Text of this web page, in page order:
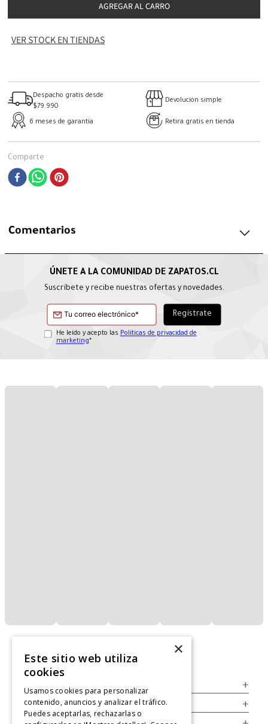
AGREGAR AL CARRO
VER STOCK EN TIENDAS
Despacho gratis desde
$79.990
Devolución simple
6 meses de garantía Retira gratis en tienda
Comparte
Comentarios
Suscríbete y recibe nuestras ofertas y novedades.
He leído y acepto las Políticas de privacidad de
marketing*
+
Legal +
×
Este sitio web utiliza
cookies
Usamos cookies para personalizar
contenido, anuncios y analizar el tráfico.
Puedes aceptarlas, rechazarlas o